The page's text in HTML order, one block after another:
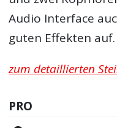
Audio Interface
guten Effekten auf.
zum detaillierten
PRO